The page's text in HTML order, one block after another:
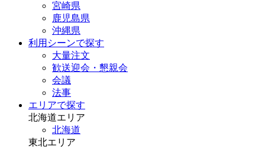
宮崎県
鹿児島県
沖縄県
利用シーンで探す
大量注文
歓送迎会・懇親会
会議
法事
エリアで探す
北海道エリア
北海道
東北エリア